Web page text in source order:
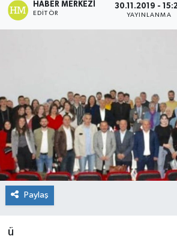
HABER MERKEZI
EDITÖR
30.11.2019 -
YAYINLANMA
Paylaş
ü
Konsorsiyum
PROJECTS
PROJELER
PROJELER İNGİLİZCE